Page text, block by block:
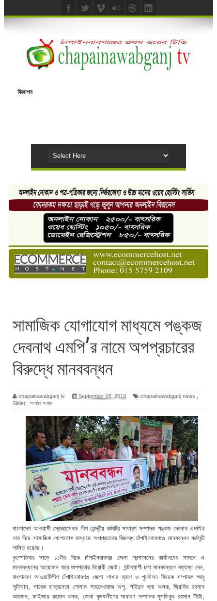
বিজ্ঞাপন
সামাজিক যোগাযোগ মাধ্যমে পঙ্কজ
দেবনাথ এমপি’র নামে অপপ্রচারের
বিরুদ্ধে মানববন্ধন
chapainawabganj tv September 05, 2019 chapainawabganj news
Slider
সংগঠন সংবাদ
বাংলাদেশ আওয়ামী স্বেচ্ছাসেবক লীগ কেন্দ্রীয় কমিটির সাধারণ সম্পাদক পঙ্কজ দেবনাথ এমপি’র
নাম দিয়ে সামাজিক যোগাযোগ মাধ্যমে অপপ্রচারের বিরুদ্ধে চাঁপাইনবাবগঞ্জে মানববন্ধন কর্মসূচী
পালিত হয়েছে।
বৃহস্পতিবার সাড়ে ১১টার দিকে চাঁপাইনবাবগঞ্জ জেলা প্রশাসনের কার্যালয়ের সামনে এ
মানববন্ধনের আয়োজন করে অপপ্রচার বিরোধী জোট। ঘন্টাব্যাপী চলা মানববন্ধনে বক্তব্য দেন,
বাংলাদেশ আওয়ামীলীগ চাঁপাইনবাবগঞ্জ জেলা শাখার ত্রাণ ও পুনর্বাসন বিষয়ক সম্পাদক আবু
সুফিয়ান, সাবেক ছাত্রনেতা গোলাম শাহনেওয়াজ অপু. শহিদুল হুদা অলক, জিয়াউর রহমান
আরমান, ফাইজার রহমান কনক, জেলা কৃষকলীগের সাধারণ সম্পাদক মুশফিকুর রহমান টিটো,